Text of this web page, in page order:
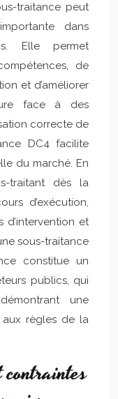
traitance peut
dans
Elle permet
de
et d’améliorer
face à des
correcte de
DC4 facilite
du marché. En
traitant dès la
d’exécution,
d’intervention et
sous-traitance
constitue un
publics, qui
une
règles de la